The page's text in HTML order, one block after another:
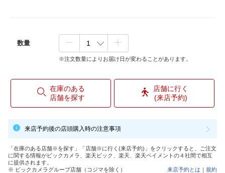
数量
※注文数量によりお届け日が変わることがあります。
在庫のある
店舗を探す
店舗に行く
(来店予約)
来店予約後の店頭購入時の注意事項
「在庫のある店舗※を探す」「店舗※に行く(来店予約)」をクリックすると、ご注文
に関する情報がビックカメラ、楽天ビック、楽天、楽天ペイメントの４社間で相互
に提供されます。
※ ビックカメラグループ店舗（コジマを除く）
来店予約とは ｜ 規約